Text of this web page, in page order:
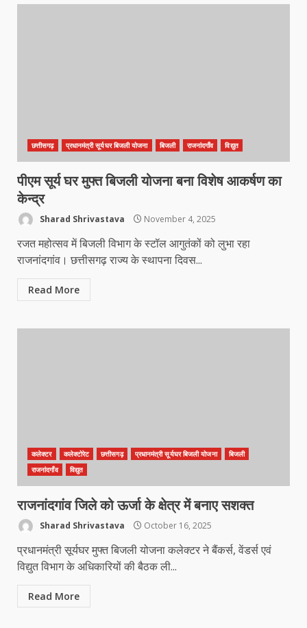
छत्तीसगढ़ प्रधानमंत्री सूर्यघर बिजली योजना बिजली राजनांदगाँव विद्युत
पीएम सूर्य घर मुफ्त बिजली योजना बना विशेष आकर्षण का
केन्द्र
Sharad Shrivastava November 4, 2025
रजत महोत्सव में बिजली विभाग के स्टॉल आगुतंकों को लुभा रहा
राजनांदगांव। छत्तीसगढ़ राज्य के स्थापना दिवस...
Read More
कलेक्टर कलेक्टोरेट छत्तीसगढ़ प्रधानमंत्री सूर्यघर बिजली योजना
बिजली
राजनांदगाँव
विद्युत
राजनांदगांव जिले को ऊर्जा के क्षेत्र में बनाए सशक्त
Sharad Shrivastava October 16, 2025
प्रधानमंत्री सूर्यघर मुफ्त बिजली योजना कलेक्टर ने बैंकर्स, वेंडर्स एवं
विद्युत विभाग के अधिकारियों की बैठक ली...
Read More